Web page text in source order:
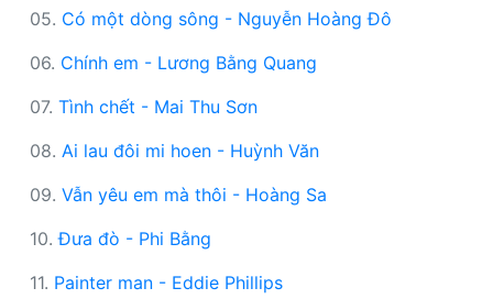
05. Có một dòng sông - Nguyễn Hoàng Đô
06. Chính em - Lương Bằng Quang
07. Tình chết - Mai Thu Sơn
08. Ai lau đôi mi hoen - Huỳnh Văn
09. Vẫn yêu em mà thôi - Hoàng Sa
10.Đưa đò - Phi Bằng
11. Painter man - Eddie Phillips